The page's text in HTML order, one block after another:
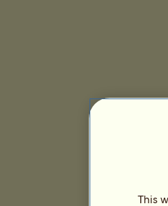
This